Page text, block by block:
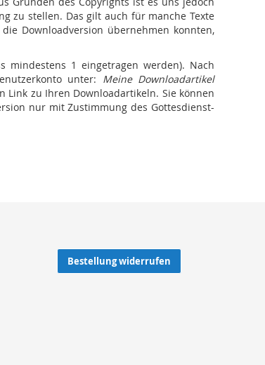
zu stellen. Das gilt auch für manche Texte
Downloadversion übernehmen konnten,
mindestens 1 eingetragen werden). Nach
unter: Meine Downloadartikel
Link zu Ihren Downloadartikeln. Sie können
nur mit Zustimmung des Gottesdienst-
Bestellung widerrufen